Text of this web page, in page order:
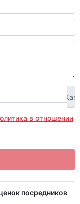
в отношении
посредников